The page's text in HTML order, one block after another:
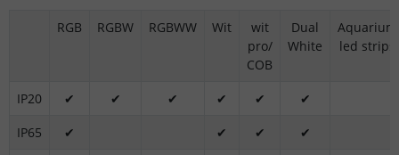
RGB RGBW RGBWW Wit
wit
pro/
COB
Dual
White
Aquarium
led strips
IP20 ✔ ✔ ✔ ✔ ✔
✔
IP65
✔ ✔ ✔
✔